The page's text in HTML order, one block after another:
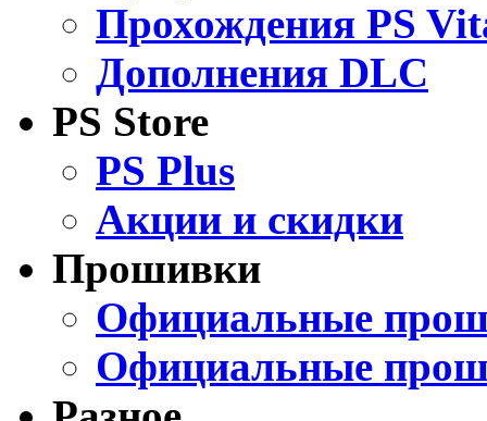
Прохождения PS
Дополнения DLC
PS Store
PS Plus
Акции и скидки
Прошивки
Официальные
Официальные